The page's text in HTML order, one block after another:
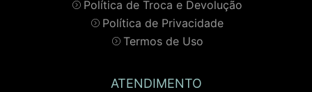
Política de Troca e Devolução
Política de Privacidade
Termos de Uso
ATENDIMENTO